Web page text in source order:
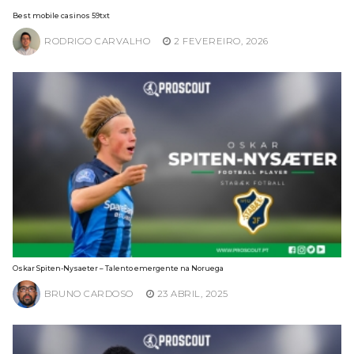
Best mobile casinos 59txt
RODRIGO CARVALHO 2 FEVEREIRO, 2026
Oskar Spiten-Nysaeter – Talento emergente na Noruega
BRUNO CARDOSO 23 ABRIL, 2025